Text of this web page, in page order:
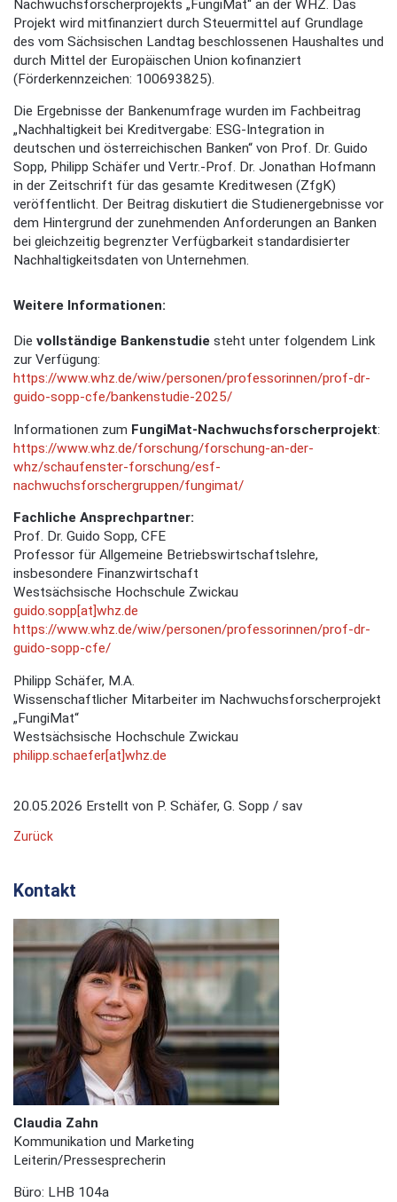
Nachwuchsforscherprojekts „FungiMat“ an der WHZ. Das
Projekt wird mitfinanziert durch Steuermittel auf Grundlage
des vom Sächsischen Landtag beschlossenen Haushaltes und
durch Mittel der Europäischen Union kofinanziert
(Förderkennzeichen: 100693825).
Die Ergebnisse der Bankenumfrage wurden im Fachbeitrag
„Nachhaltigkeit bei Kreditvergabe: ESG-Integration in
deutschen und österreichischen Banken“ von Prof. Dr. Guido
Sopp, Philipp Schäfer und Vertr.-Prof. Dr. Jonathan Hofmann
in der Zeitschrift für das gesamte Kreditwesen (ZfgK)
veröffentlicht. Der Beitrag diskutiert die Studienergebnisse vor
dem Hintergrund der zunehmenden Anforderungen an Banken
bei gleichzeitig begrenzter Verfügbarkeit standardisierter
Nachhaltigkeitsdaten von Unternehmen.
Weitere Informationen:
Die vollständige Bankenstudie steht unter folgendem Link
zur Verfügung:
https://www.whz.de/wiw/personen/professorinnen/prof-dr-
guido-sopp-cfe/bankenstudie-2025/
Informationen zum FungiMat-Nachwuchsforscherprojekt:
https://www.whz.de/forschung/forschung-an-der-
whz/schaufenster-forschung/esf-
nachwuchsforschergruppen/fungimat/
Fachliche Ansprechpartner:
Prof. Dr. Guido Sopp, CFE
Professor für Allgemeine Betriebswirtschaftslehre,
insbesondere Finanzwirtschaft
Westsächsische Hochschule Zwickau
guido.sopp[at]whz.de
https://www.whz.de/wiw/personen/professorinnen/prof-dr-
guido-sopp-cfe/
Philipp Schäfer, M.A.
Wissenschaftlicher Mitarbeiter im Nachwuchsforscherprojekt
„FungiMat“
Westsächsische Hochschule Zwickau
philipp.schaefer[at]whz.de
20.05.2026 Erstellt von P. Schäfer, G. Sopp / sav
Zurück
Kontakt
Claudia Zahn
Kommunikation und Marketing
Leiterin/Pressesprecherin
Büro: LHB 104a